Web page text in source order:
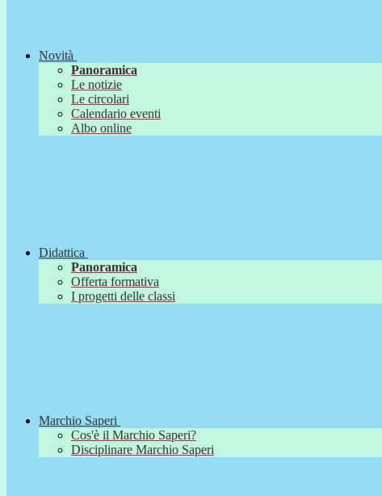
Novità
Panoramica
Le notizie
Le circolari
Calendario eventi
Albo online
Didattica
Panoramica
Offerta formativa
I progetti delle classi
Marchio Saperi
Cos'è il Marchio Saperi?
Disciplinare Marchio Saperi